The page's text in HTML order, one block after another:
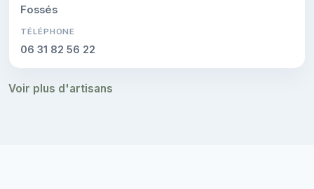
Fossés
TÉLÉPHONE
06 31 82 56 22
Voir plus d'artisans